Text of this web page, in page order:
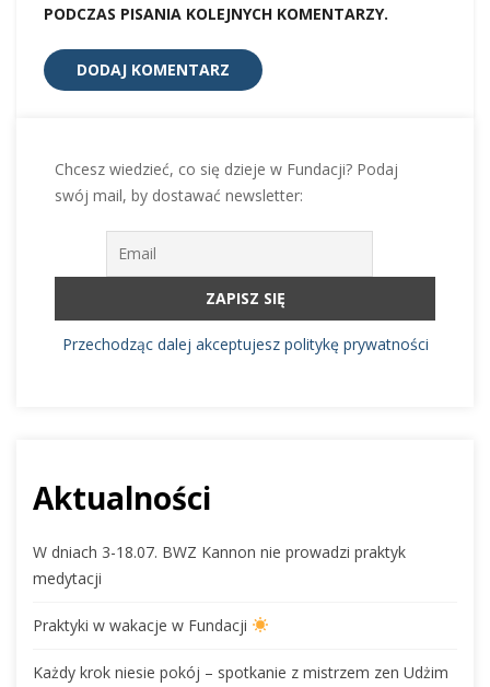
PODCZAS PISANIA KOLEJNYCH KOMENTARZY.
Chcesz wiedzieć, co się dzieje w Fundacji? Podaj
swój mail, by dostawać newsletter:
Przechodząc dalej akceptujesz politykę prywatności
Aktualności
W dniach 3-18.07. BWZ Kannon nie prowadzi praktyk
medytacji
Praktyki w wakacje w Fundacji
Każdy krok niesie pokój – spotkanie z mistrzem zen Udżim